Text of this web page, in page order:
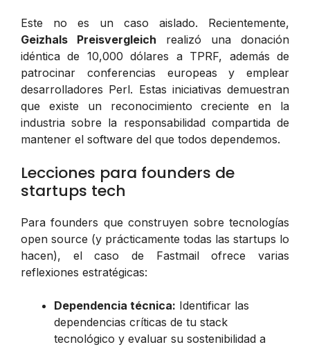
Este no es un caso aislado. Recientemente,
Geizhals Preisvergleich realizó una donación
idéntica de 10,000 dólares a TPRF, además de
patrocinar conferencias europeas y emplear
desarrolladores Perl. Estas iniciativas demuestran
que existe un reconocimiento creciente en la
industria sobre la responsabilidad compartida de
mantener el software del que todos dependemos.
Lecciones para founders de
startups tech
Para founders que construyen sobre tecnologías
open source (y prácticamente todas las startups lo
hacen), el caso de Fastmail ofrece varias
reflexiones estratégicas:
Dependencia técnica: Identificar las
dependencias críticas de tu stack
tecnológico y evaluar su sostenibilidad a